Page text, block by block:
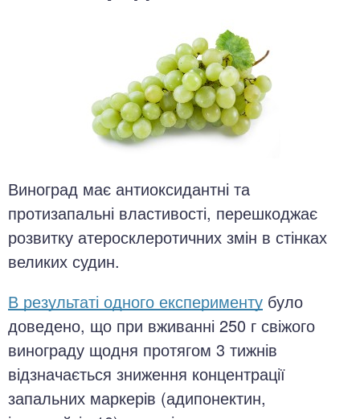
Виноград має антиоксидантні та
протизапальні властивості, перешкоджає
розвитку атеросклеротичних змін в стінках
великих судин.
В результаті одного експерименту було
доведено, що при вживанні 250 г свіжого
винограду щодня протягом 3 тижнів
відзначається зниження концентрації
запальних маркерів (адипонектин,